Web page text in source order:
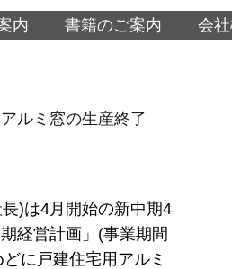
内 書籍のご案内 会
ルミ窓の生産終了
)は4月開始の新中期4
経営計画」(事業期間
に戸建住宅用アルミ